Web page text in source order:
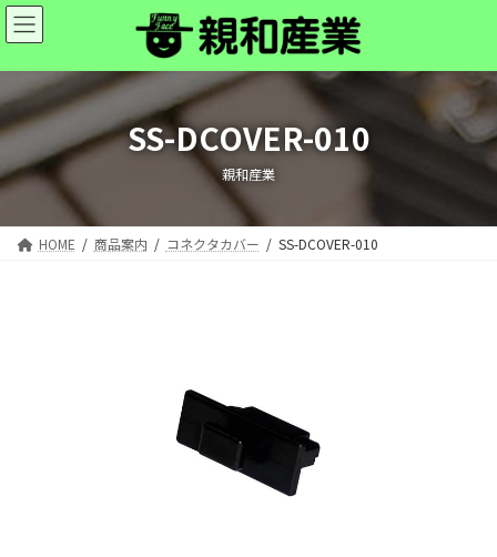
コ
ン
ン
ツ
へ
ス
キ
ッ
ナ
ビ
ー
シ
ョ
ン
に
移
SS-DCOVER-010
親和産業
HOME 商品案内 コネクタカバー SS-DCOVER-010